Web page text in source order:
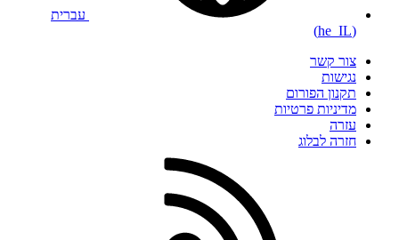
עברית
(he_IL)
צור קשר
נגישות
תקנון הפורום
מדיניות פרטיות
עזרה
חזרה לבלוג